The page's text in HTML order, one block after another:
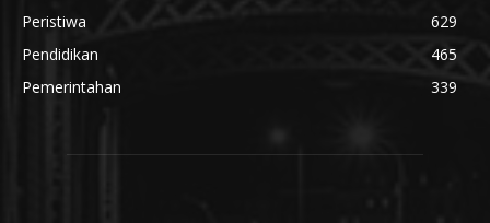
Peristiwa
629
Pendidikan
465
Pemerintahan
339